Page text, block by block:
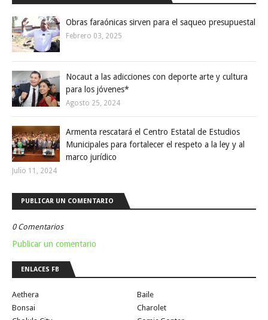
Obras faraónicas sirven para el saqueo presupuestal
Febrero 03, 2025
Nocaut a las adicciones con deporte arte y cultura
para los jóvenes*
Agosto 25, 2024
Armenta rescatará el Centro Estatal de Estudios
Municipales para fortalecer el respeto a la ley y al
marco jurídico
Julio 11, 2024
PUBLICAR UN COMENTARIO
0 Comentarios
Publicar un comentario
ENLACES FB
Aethera
Baile
Bonsai
Charolet